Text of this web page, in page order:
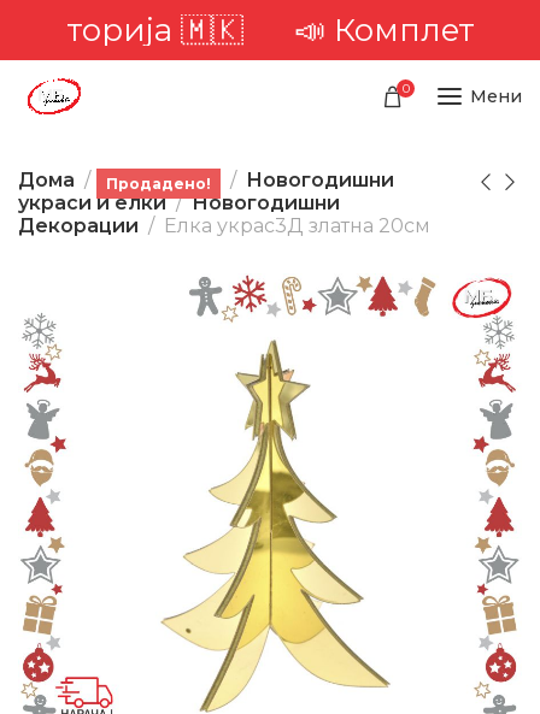
🇲🇰📣 Комплетна
0 Мени
Дома Производи
Новогодишни
украси и елки
Новогодишни
Декорации
Елка украс3Д златна 20см
Продадено!